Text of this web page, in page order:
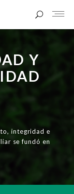
Y
integridad e
se fundó en